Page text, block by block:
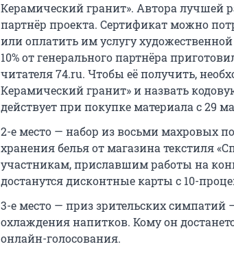
Керамический гранит». Автора лучшей
партнёр проекта. Сертификат можно
или оплатить им услугу
10% от генерального партнёра
читателя 74.ru. Чтобы её получить,
Керамический гранит» и назвать
действует при покупке материала с 29
2-е место — набор из восьми махровых
хранения белья от магазина текстиля
участникам, приславшим работы на
достанутся дисконтные карты с 10-
3-е место — приз зрительских
охлаждения напитков. Кому он
онлайн-голосования.